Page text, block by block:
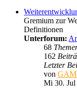
Gremium zur
Definitionen
Unterforum:
68
162
Letzter
von
Mi 30. Jul